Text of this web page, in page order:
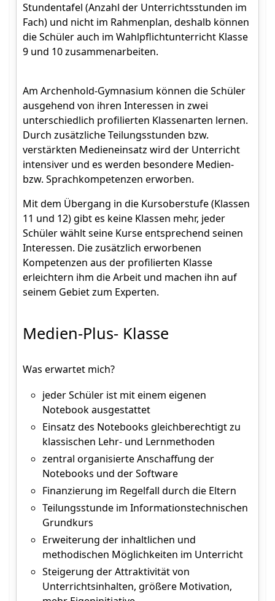
Stundentafel (Anzahl der Unterrichtsstunden im
Fach) und nicht im Rahmenplan, deshalb können
die Schüler auch im Wahlpflichtunterricht Klasse
9 und 10 zusammenarbeiten.
Am Archenhold-Gymnasium können die Schüler
ausgehend von ihren Interessen in zwei
unterschiedlich profilierten Klassenarten lernen.
Durch zusätzliche Teilungsstunden bzw.
verstärkten Medieneinsatz wird der Unterricht
intensiver und es werden besondere Medien-
bzw. Sprachkompetenzen erworben.
Mit dem Übergang in die Kursoberstufe (Klassen
11 und 12) gibt es keine Klassen mehr, jeder
Schüler wählt seine Kurse entsprechend seinen
Interessen. Die zusätzlich erworbenen
Kompetenzen aus der profilierten Klasse
erleichtern ihm die Arbeit und machen ihn auf
seinem Gebiet zum Experten.
Medien-Plus- Klasse
Was erwartet mich?
jeder Schüler ist mit einem eigenen
Notebook ausgestattet
Einsatz des Notebooks gleichberechtigt zu
klassischen Lehr- und Lernmethoden
zentral organisierte Anschaffung der
Notebooks und der Software
Finanzierung im Regelfall durch die Eltern
Teilungsstunde im Informationstechnischen
Grundkurs
Erweiterung der inhaltlichen und
methodischen Möglichkeiten im Unterricht
Steigerung der Attraktivität von
Unterrichtsinhalten, größere Motivation,